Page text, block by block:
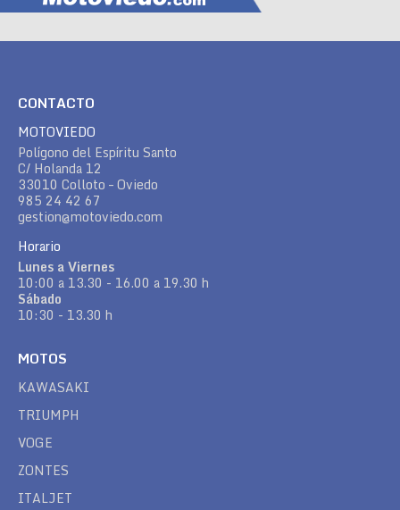
CONTACTO
MOTOVIEDO
Polígono del Espíritu Santo
C/ Holanda 12
33010 Colloto – Oviedo
985 24 42 67
gestion@motoviedo.com
Horario
Lunes a Viernes
10:00 a 13.30 - 16.00 a 19.30 h
Sábado
10:30 - 13.30 h
MOTOS
KAWASAKI
TRIUMPH
VOGE
ZONTES
ITALJET